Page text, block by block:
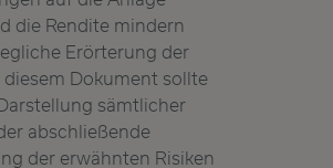
die Rendite mindern
Erörterung der
diesem Dokument sollte
sämtlicher
abschließende
der erwähnten Risiken